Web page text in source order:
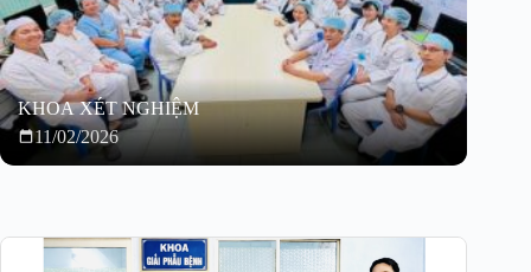
KHOA XÉT NGHIỆM
11/02/2026